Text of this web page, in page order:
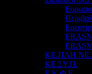
ΚΕ.ΣΥ.Π.